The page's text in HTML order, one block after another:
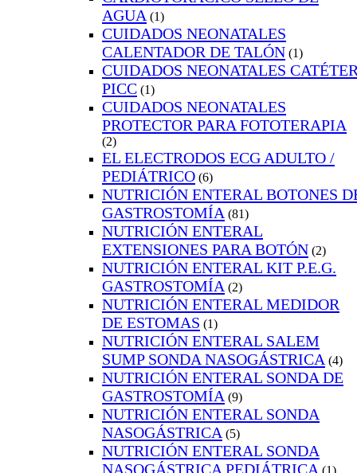
AGUA (1)
CUIDADOS NEONATALES
CALENTADOR DE TALÓN (1)
CUIDADOS NEONATALES
PICC (1)
CUIDADOS NEONATALES
PROTECTOR PARA FOTOTERAPIA
(2)
EL ELECTRODOS ECG ADULTO /
PEDIÁTRICO (6)
NUTRICIÓN ENTERAL BOTONES
GASTROSTOMÍA (81)
NUTRICIÓN ENTERAL
EXTENSIONES PARA BOTÓN (2)
NUTRICIÓN ENTERAL KIT P.E.G.
GASTROSTOMÍA (2)
NUTRICIÓN ENTERAL MEDIDOR
DE ESTOMAS (1)
NUTRICIÓN ENTERAL SALEM
SUMP SONDA NASOGÁSTRICA (4)
NUTRICIÓN ENTERAL SONDA DE
GASTROSTOMÍA (9)
NUTRICIÓN ENTERAL SONDA
NASOGÁSTRICA (5)
NUTRICIÓN ENTERAL SONDA
NASOGÁSTRICA PEDIÁTRICA (1)